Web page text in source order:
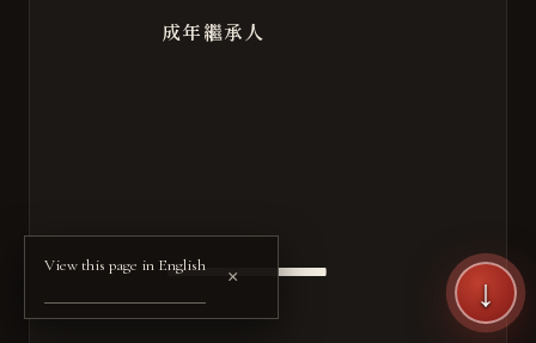
成年繼承人
— ↓
View this page in English
×